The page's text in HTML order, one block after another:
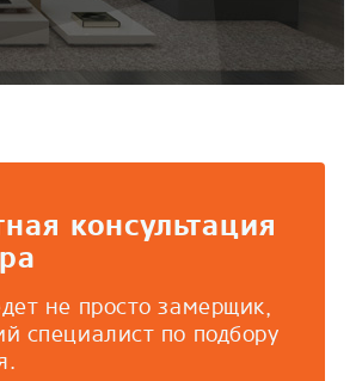
консультация
не просто замерщик,
специалист по подбору